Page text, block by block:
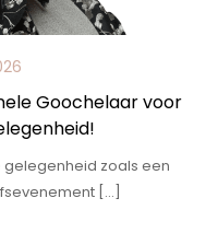
Goochelaar voor
zoals een
[…]